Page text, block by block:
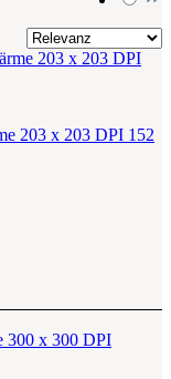
203 x 203 DPI 152